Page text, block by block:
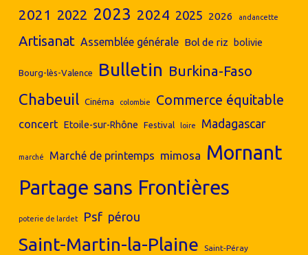
2021 2022 2023 2024 2025 2026 andancette
Artisanat Assemblée générale Bol de riz bolivie
Bourg-lès-Valence Bulletin Burkina-Faso
Chabeuil Cinéma colombie Commerce équitable
concert Etoile-sur-Rhône Festival loire Madagascar
marché Marché de printemps mimosa Mornant
Partage sans Frontières
poterie de lardet Psf pérou
Saint-Martin-la-Plaine Saint-Péray